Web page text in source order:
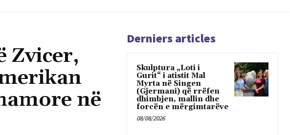
Zvicer,
në
Derniers articles
Skulptura „Loti i
Gurit“ i atistit Mal
Myrta në Singen
(Gjermani) që rrëfen
dhimbjen, mallin dhe
forcën e mërgimtarëve
08/08/2026